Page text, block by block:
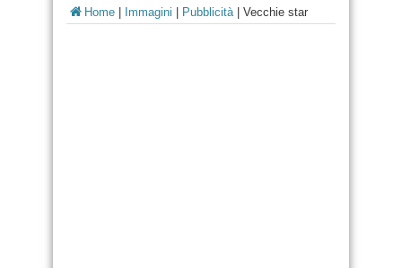
Home Immagini Pubblicità| Vecchie star